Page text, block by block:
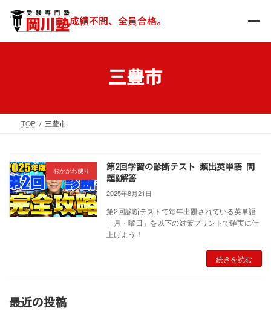
ン
ッ
ー
移
成績不問、全員合格。
三豊市
TOP 三豊市
おかがわ便り
第2回学習の診断テスト 頻出英単語 問
題&解答
2025年8月21日
第2回診断テストで毎年出題されている英単語
「月・曜日」を以下の対策プリントで確実に仕
上げよう！
続きを読む
最近の投稿